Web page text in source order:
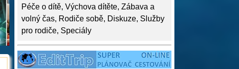
Péče o dítě, Výchova dítěte, Zábava a
volný čas, Rodiče sobě, Diskuze, Služby
pro rodiče, Speciály